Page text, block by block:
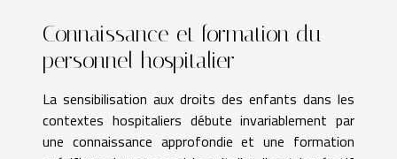
Connaissance et formation du
personnel hospitalier
La sensibilisation aux droits des enfants dans les
contextes hospitaliers débute invariablement par
une connaissance approfondie et une formation